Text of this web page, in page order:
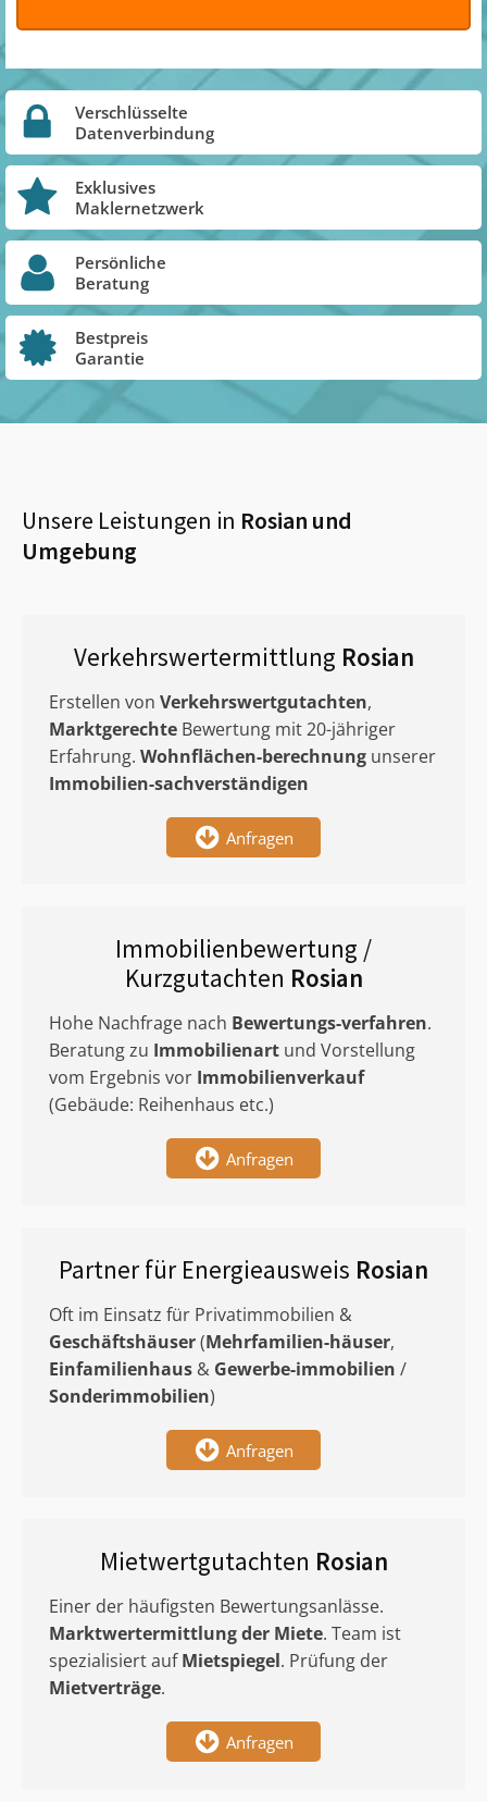
Verschlüsselte
Datenverbindung
Exklusives
Maklernetzwerk
Persönliche
Beratung
Bestpreis
Garantie
Unsere Leistungen in Rosian und
Umgebung
Verkehrswertermittlung Rosian
Erstellen von Verkehrswertgutachten,
Marktgerechte Bewertung mit 20-jähriger
Erfahrung. Wohnflächen-berechnung unserer
Immobilien-sachverständigen
Anfragen
Immobilienbewertung /
Kurzgutachten Rosian
Hohe Nachfrage nach Bewertungs-verfahren.
Beratung zu Immobilienart und Vorstellung
vom Ergebnis vor Immobilienverkauf
(Gebäude: Reihenhaus etc.)
Anfragen
Partner für Energieausweis Rosian
Oft im Einsatz für Privatimmobilien &
Geschäftshäuser(Mehrfamilien-häuser,
Einfamilienhaus & Gewerbe-immobilien /
Sonderimmobilien)
Anfragen
Mietwertgutachten Rosian
Einer der häufigsten Bewertungsanlässe.
Marktwertermittlungder Miete. Team ist
spezialisiert aufMietspiegel. Prüfung der
Mietverträge.
Anfragen